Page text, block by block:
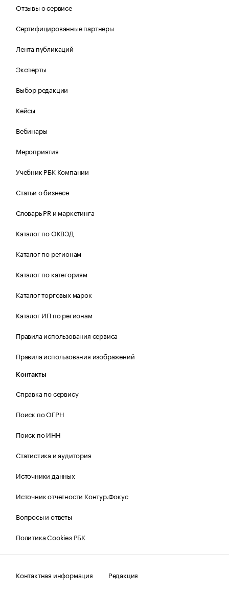
Отзывы о сервисе
Сертифицированные партнеры
Лента публикаций
Эксперты
Выбор редакции
Кейсы
Вебинары
Мероприятия
Учебник РБК Компании
Статьи о бизнесе
Словарь PR и маркетинга
Каталог по ОКВЭД
Каталог по регионам
Каталог по категориям
Каталог торговых марок
Каталог ИП по регионам
Правила использования сервиса
Правила использования изображений
Контакты
Справка по сервису
Поиск по ОГРН
Поиск по ИНН
Статистика и аудитория
Источники данных
Источник отчетности Контур.Фокус
Вопросы и ответы
Политика Cookies РБК
Контактная информация
Редакция